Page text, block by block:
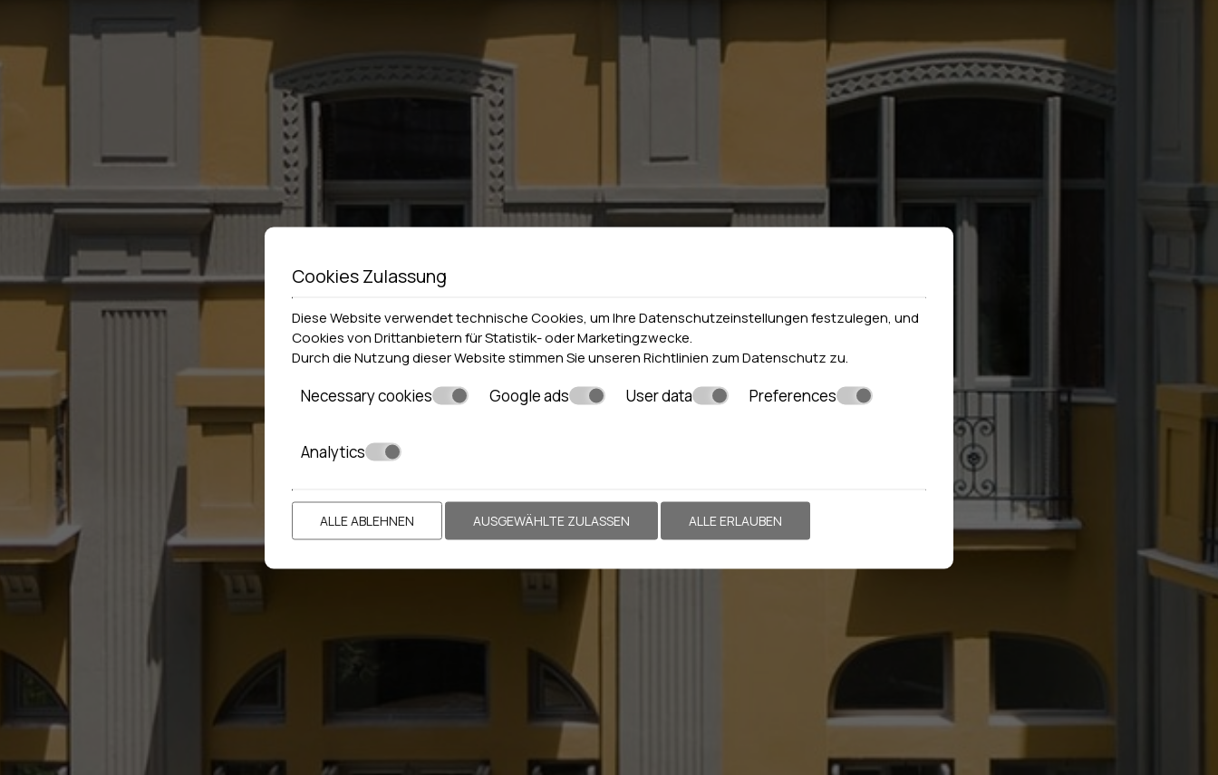
Cookies Zulassung
Diese Website verwendet technische Cookies, um Ihre Datenschutzeinstellungen festzulegen, und
Cookies von Drittanbietern für Statistik- oder Marketingzwecke.
Durch die Nutzung dieser Website stimmen Sie unseren Richtlinien zumDatenschutz zu.
Necessary cookies Google ads User data Preferences
Analytics
ALLE ABLEHNEN AUSGEWÄHLTE ZULASSEN ALLE ERLAUBEN